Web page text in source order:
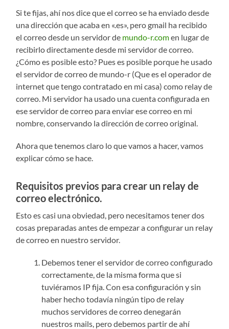
Si te fijas, ahí nos dice que el correo se ha enviado desde
una dirección que acaba en «.es», pero gmail ha recibido
el correo desde un servidor de mundo-r.comen lugar de
recibirlo directamente desde mi servidor de correo.
¿Cómo es posible esto? Pues es posible porque he usado
el servidor de correo de mundo-r (Que es el operador de
internet que tengo contratado en mi casa) como relay de
correo. Mi servidor ha usado una cuenta configurada en
ese servidor de correo para enviar ese correo en mi
nombre, conservando la dirección de correo original.
Ahora que tenemos claro lo que vamos a hacer, vamos
explicar cómo se hace.
Requisitos previos para crear un relay de
correo electrónico.
Esto es casi una obviedad, pero necesitamos tener dos
cosas preparadas antes de empezar a configurar un relay
de correo en nuestro servidor.
Debemos tener el servidor de correo configurado
correctamente, de la misma forma que si
tuviéramos IP fija. Con esa configuración y sin
haber hecho todavía ningún tipo de relay
muchos servidores de correo denegarán
nuestros mails, pero debemos partir de ahí